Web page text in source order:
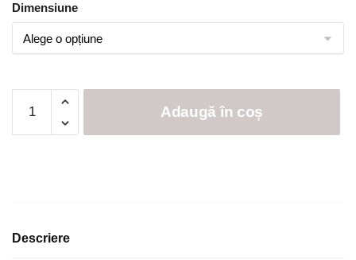
Dimensiune
6
100%
Adaugă în coș
Descriere